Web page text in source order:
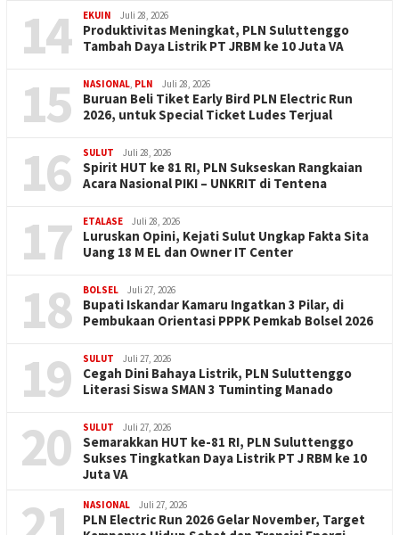
14 EKUIN Juli 28, 2026
Produktivitas Meningkat, PLN Suluttenggo
Tambah Daya Listrik PT JRBM ke 10 Juta VA
15 NASIONAL, PLN Juli 28, 2026
Buruan Beli Tiket Early Bird PLN Electric Run
2026, untuk Special Ticket Ludes Terjual
16 SULUT Juli 28, 2026
Spirit HUT ke 81 RI, PLN Sukseskan Rangkaian
Acara Nasional PIKI – UNKRIT di Tentena
17 ETALASE Juli 28, 2026
Luruskan Opini, Kejati Sulut Ungkap Fakta Sita
Uang 18 M EL dan Owner IT Center
18 BOLSEL Juli 27, 2026
Bupati Iskandar Kamaru Ingatkan 3 Pilar, di
Pembukaan Orientasi PPPK Pemkab Bolsel 2026
19 SULUT Juli 27, 2026
Cegah Dini Bahaya Listrik, PLN Suluttenggo
Literasi Siswa SMAN 3 Tuminting Manado
20 SULUT Juli 27, 2026
Semarakkan HUT ke-81 RI, PLN Suluttenggo
Sukses Tingkatkan Daya Listrik PT J RBM ke 10
Juta VA
NASIONAL Juli 27, 2026
PLN Electric Run 2026 Gelar November, Target